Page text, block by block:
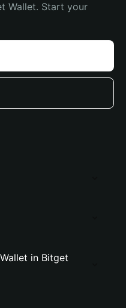
Wallet. Start your
in Bitget